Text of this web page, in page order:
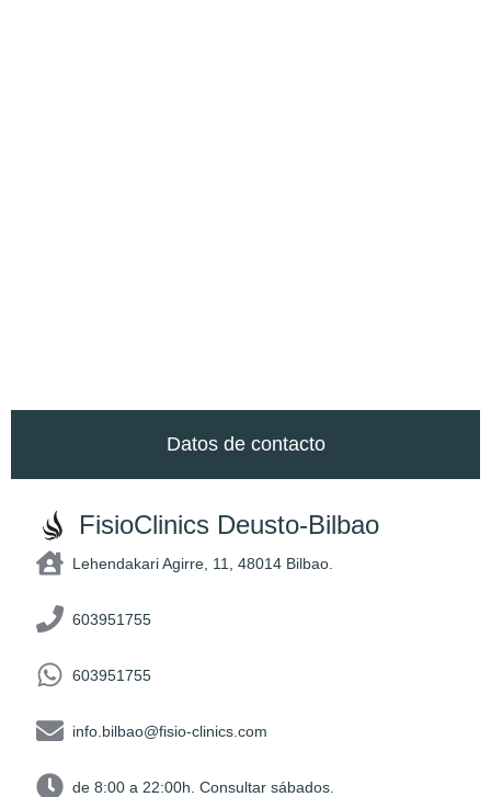
Datos de contacto
FisioClinics Deusto-Bilbao
Lehendakari Agirre, 11, 48014 Bilbao.​
603951755
603951755
info.bilbao@fisio-clinics.com
de 8:00 a 22:00h. Consultar sábados.